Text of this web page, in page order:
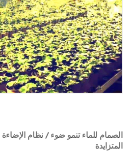
الصمام للماء تنمو ضوء / نظام
المتزايدة